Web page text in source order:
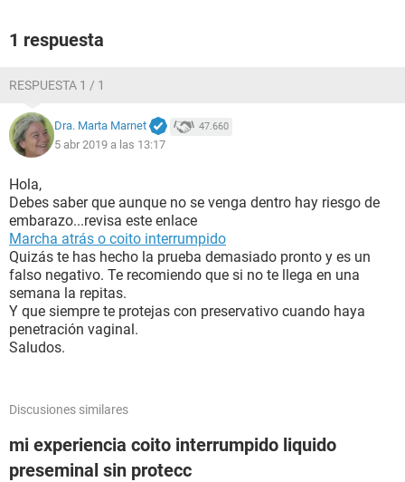
1 respuesta
RESPUESTA 1 / 1
Dra. Marta Marnet 47.660
5 abr 2019 a las 13:17
Hola,
Debes saber que aunque no se venga dentro hay riesgo de
embarazo...revisa este enlace
Marcha atrás o coito interrumpido
Quizás te has hecho la prueba demasiado pronto y es un
falso negativo. Te recomiendo que si no te llega en una
semana la repitas.
Y que siempre te protejas con preservativo cuando haya
penetración vaginal.
Saludos.
Discusiones similares
mi experiencia coito interrumpido liquido
preseminal sin protecc